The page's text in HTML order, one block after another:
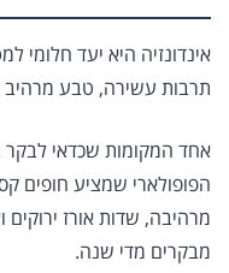
אינדונזיה היא יעד חלומי
תרבות עשירה, טבע מרהיב
אחד המקומות שכדאי
הפופולארי שמציע חופים
מרהיבה, שדות אורז ירוקים
מבקרים מדי שנה.